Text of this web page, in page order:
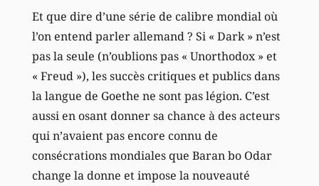
Et que dire d’une série de calibre mondial où
l’on entend parler allemand ? Si « Dark » n’est
pas la seule (n’oublions pas « Unorthodox » et
« Freud »), les succès critiques et publics dans
la langue de Goethe ne sont pas légion. C’est
aussi en osant donner sa chance à des acteurs
qui n’avaient pas encore connu de
consécrations mondiales que Baran bo Odar
change la donne et impose la nouveauté